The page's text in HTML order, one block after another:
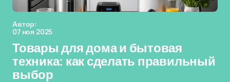
Автор:
07 ноя 2025
Товары для дома и бытовая
техника: как сделать правильный
выбор